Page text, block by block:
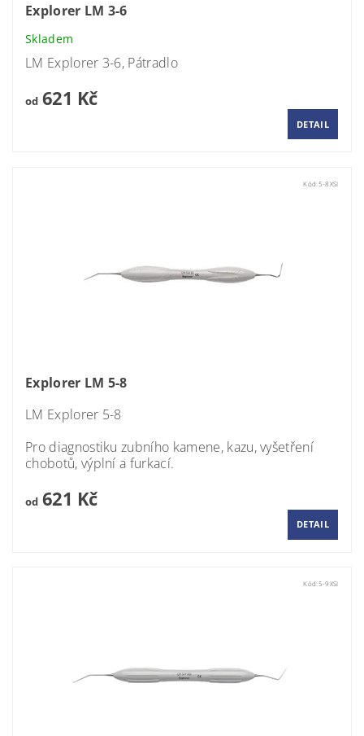
Explorer LM 3-6
Skladem
LM Explorer 3-6, Pátradlo
od621 Kč
DETAIL
Kód: 5-8XSI
Explorer LM 5-8
LM Explorer 5-8
Pro diagnostiku zubního kamene, kazu, vyšetření
chobotů, výplní a furkací.
od621 Kč
DETAIL
Kód: 5-9XSI